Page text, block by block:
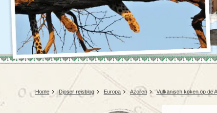
Nieuwe reizen
Voodoo in Benin en Togo, 16
dagen
Madagaskar
Malawi
Marokko
Mauritius
Costa
Cuba
Ecuador
El
Home Djoser reisblog Europa Azoren Vulkanisch koken op de